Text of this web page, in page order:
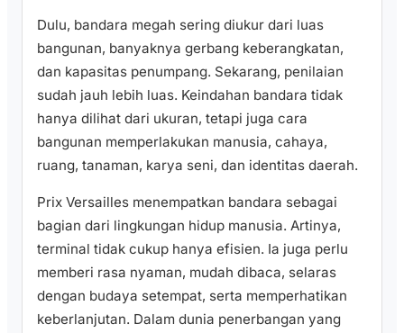
Dulu, bandara megah sering diukur dari luas
bangunan, banyaknya gerbang keberangkatan,
dan kapasitas penumpang. Sekarang, penilaian
sudah jauh lebih luas. Keindahan bandara tidak
hanya dilihat dari ukuran, tetapi juga cara
bangunan memperlakukan manusia, cahaya,
ruang, tanaman, karya seni, dan identitas daerah.
Prix Versailles menempatkan bandara sebagai
bagian dari lingkungan hidup manusia. Artinya,
terminal tidak cukup hanya efisien. Ia juga perlu
memberi rasa nyaman, mudah dibaca, selaras
dengan budaya setempat, serta memperhatikan
keberlanjutan. Dalam dunia penerbangan yang